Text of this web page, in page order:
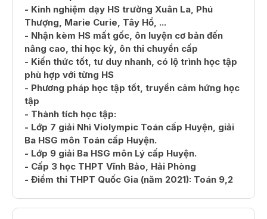
- Kinh nghiệm dạy HS trường Xuân La, Phú
Thượng, Marie Curie, Tây Hồ, ...
- Nhận kèm HS mất gốc, ôn luyện cơ bản đến
nâng cao, thi học kỳ, ôn thi chuyển cấp
- Kiến thức tốt, tư duy nhanh, có lộ trình học tập
phù hợp với từng HS
- Phương pháp học tập tốt, truyền cảm hứng học
tập
- Thành tích học tập:
- Lớp 7 giải Nhì Violympic Toán cấp Huyện, giải
Ba HSG môn Toán cấp Huyện.
- Lớp 9 giải Ba HSG môn Lý cấp Huyện.
- Cấp 3 học THPT Vĩnh Bảo, Hải Phòng
- Điểm thi THPT Quốc Gia (năm 2021): Toán 9,2